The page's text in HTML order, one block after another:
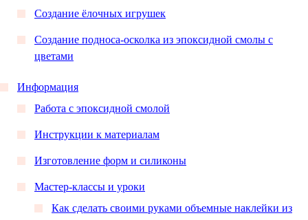
Создание ёлочных игрушек
Создание подноса-осколка из эпоксидной смолы с
цветами
Информация
Работа с эпоксидной смолой
Инструкции к материалам
Изготовление форм и силиконы
Мастер-классы и уроки
Как сделать своими руками объемные наклейки из